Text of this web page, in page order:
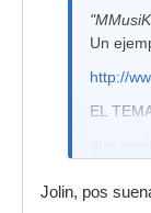
Un
http://
EL
"We
Jolin, pos